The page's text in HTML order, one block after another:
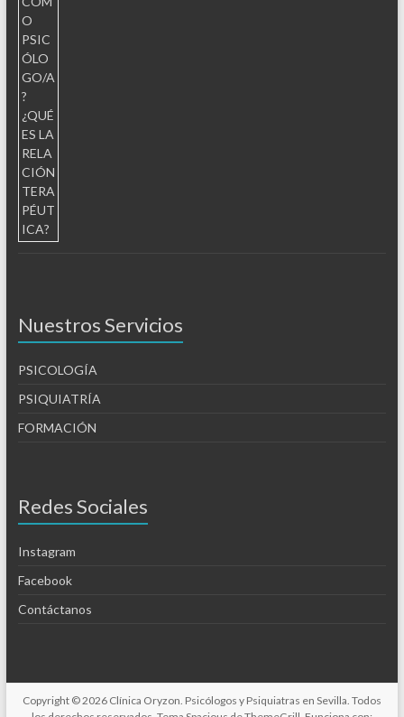
Nuestros Servicios
PSICOLOGÍA
PSIQUIATRÍA
FORMACIÓN
Redes Sociales
Instagram
Facebook
Contáctanos
Copyright © 2026 Clínica Oryzon. Psicólogos y Psiquiatras en Sevilla. Todos